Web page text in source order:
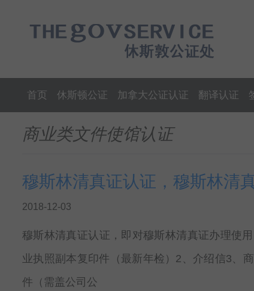
首页 休斯顿公证 加拿大公证认证 翻译认证
商业类文件使馆认证
穆斯林清真证认证，穆斯林清
2018-12-03
穆斯林清真证认证，即对穆斯林清真证办理使
业执照副本复印件（最新年检）2、介绍信3、
件（需盖公司公